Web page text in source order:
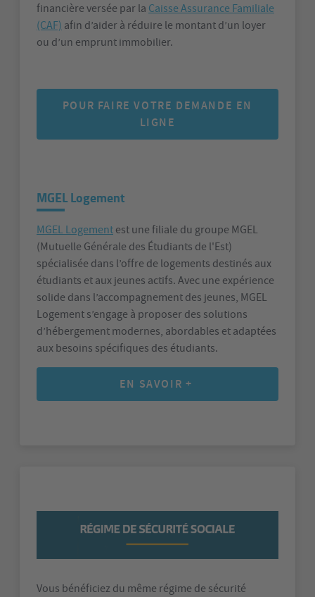
financière versée par la Caisse Assurance Familiale
(CAF) afin d’aider à réduire le montant d’un loyer
ou d’un emprunt immobilier.
POUR FAIRE VOTRE DEMANDE EN
LIGNE
MGEL Logement
MGEL Logement est une filiale du groupe MGEL
(Mutuelle Générale des Étudiants de l'Est)
spécialisée dans l’offre de logements destinés aux
étudiants et aux jeunes actifs. Avec une expérience
solide dans l’accompagnement des jeunes, MGEL
Logement s’engage à proposer des solutions
d’hébergement modernes, abordables et adaptées
aux besoins spécifiques des étudiants.
EN SAVOIR +
Vous bénéficiez du même régime de sécurité